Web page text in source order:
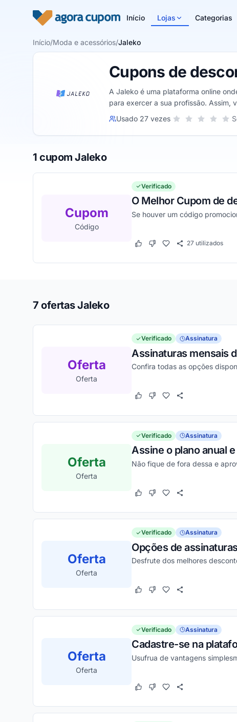
Início Lojas Categorias
Início/Moda e acessórios/Jaleko
Cupons de
A Jaleko é uma plataforma online
para exercer a sua profissão. Assim,
Usado 27 vezesSua nota para
5
4
3 estrelas
2 estrelas
1 estrela
1 cupom Jaleko
Cupom
Código
Verificado
O Melhor Cupom de
Se houver um código
Este cupom funcionou
Este cupom não funcionou
27 utilizados
7 ofertas Jaleko
Oferta
Oferta
Verificado Assinatura
Assinaturas mensais
Confira todas as opções
Este cupom funcionou
Este cupom não funcionou
Oferta
Oferta
Verificado Assinatura
Assine o plano anual
Não fique de fora dessa e
Este cupom funcionou
Este cupom não funcionou
Oferta
Oferta
Verificado Assinatura
Opções de
Desfrute dos melhores
Este cupom funcionou
Este cupom não funcionou
Oferta
Oferta
Verificado Assinatura
Cadastre-se na
Usufrua de vantagens
Este cupom funcionou
Este cupom não funcionou